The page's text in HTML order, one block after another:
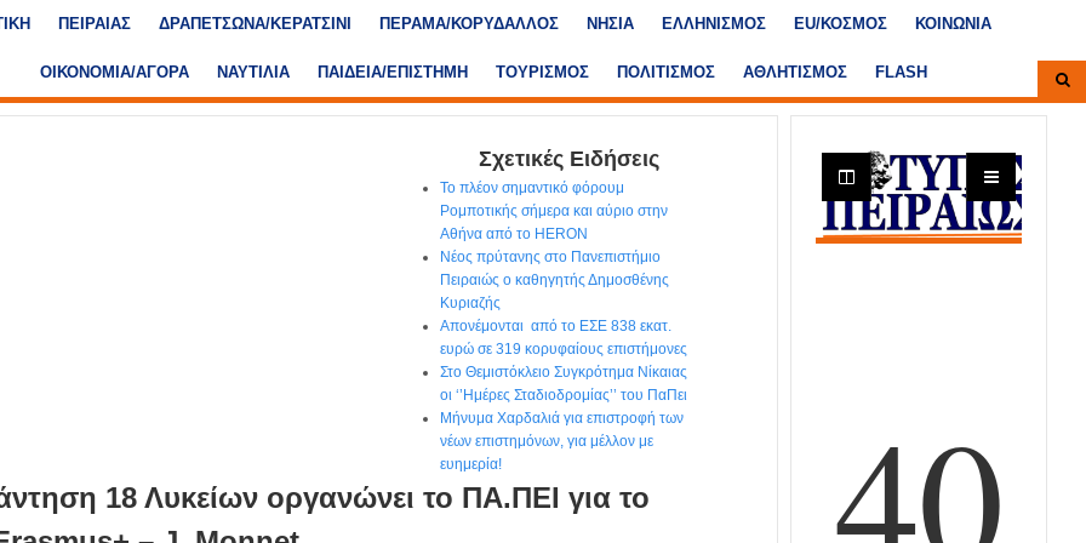
ΠΕΙΡΑΙΑΣ ΔΡΑΠΕΤΣΩΝΑ/ΚΕΡΑΤΣΙΝΙ ΠΕΡΑΜΑ/ΚΟΡΥΔΑΛΛΟΣ ΝΗΣΙΑ ΕΛΛΗΝΙΣΜΟΣ ΕU/ΚΟΣΜΟΣ ΚΟΙΝΩΝΙΑ
ΟΙΚΟΝΟΜΙΑ/ΑΓΟΡΑ ΝΑΥΤΙΛΙΑ ΠΑΙΔΕΙΑ/ΕΠΙΣΤΗΜΗ ΤΟΥΡΙΣΜΟΣ ΠΟΛΙΤΙΣΜΟΣ ΑΘΛΗΤΙΣΜΟΣ FLASH
Σχετικές Ειδήσεις
Το πλέον σημαντικό φόρουμ
Ρομποτικής σήμερα και αύριο στην
Αθήνα από το HERON
Νέος πρύτανης στο Πανεπιστήμιο
Πειραιώς ο καθηγητής Δημοσθένης
Κυριαζής
Απονέμονται από το ΕΣΕ 838 εκατ.
ευρώ σε 319 κορυφαίους επιστήμονες
Στο Θεμιστόκλειο Συγκρότημα Νίκαιας
οι ‘’Ημέρες Σταδιοδρομίας’’ του ΠαΠει
Μήνυμα Χαρδαλιά για επιστροφή των
νέων επιστημόνων, για μέλλον με
ευημερία!
18 Λυκείων οργανώνει το ΠΑ.ΠΕΙ για το